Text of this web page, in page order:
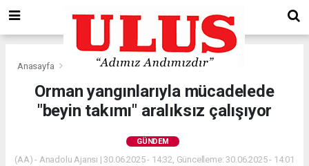
Anasayfa Gündem
Orman yangınlarıyla mücadelede
"beyin takımı" aralıksız çalışıyor
GÜNDEM
(AA) - Anadolu Ajansı | 30.06.2025 - 14:32, Güncelleme: 30.06.2025 - 14:01